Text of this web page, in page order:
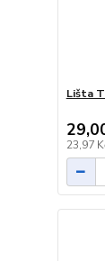
Lišta
23,97